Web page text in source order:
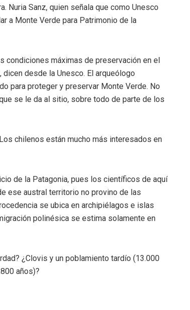
Nuria Sanz, quien señala que como Unesco
a Monte Verde para Patrimonio de la
condiciones máximas de preservación en el
desde la Unesco. El arqueólogo
para proteger y preservar Monte Verde. No
se le da al sitio, sobre todo de parte de los
chilenos están mucho más interesados en
de la Patagonia, pues los científicos de aquí
ese austral territorio no provino de las
se ubica en archipiélagos e islas
polinésica se estima solamente en
¿Clovis y un poblamiento tardío (13.000
años)?